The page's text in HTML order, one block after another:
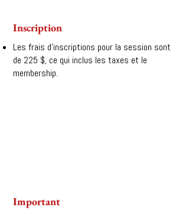
Inscription
Les frais d'inscriptions pour la session sont
de 225 $, ce qui inclus les taxes et le
membership.
Important